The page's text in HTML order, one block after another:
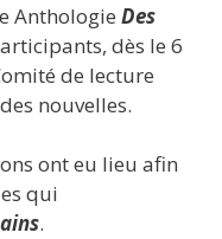
Anthologie Des
dès le 6
de lecture
nouvelles.
ont eu lieu afin
qui
.